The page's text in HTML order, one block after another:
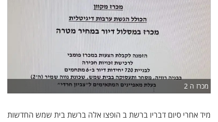
מכרז ה 2
מיד אחרי סיום דבריו ברשת ב הופצו אלה ברשת בית שמש החדשות